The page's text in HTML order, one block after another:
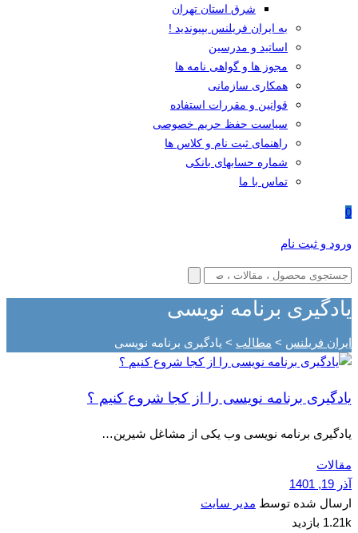
شرق استان تهران
به ایران فریلنس بپیوندید !
اساتید و مدرسین
مجوز ها و گواهی نامه ها
همکاری سازمانی
قوانین و مقررات استفاده
سیاست حفظ حریم خصوصی
راهنمای ثبت نام و کلاس ها
شماره حسابهای بانکی
تماس با ما
0
ورود و ثبت نام
یادگیری برنامه نویسی
ایران فریلنس > مطالب > یادگیری برنامه نویسی
یادگیری برنامه نویسی را از کجا شروع کنیم ؟
یادگیری برنامه نویسی وب یکی از مشاغل شیرین…
مقالات
آذر 19, 1401
ارسال شده توسط مدیر سایت
1.21k بازدید